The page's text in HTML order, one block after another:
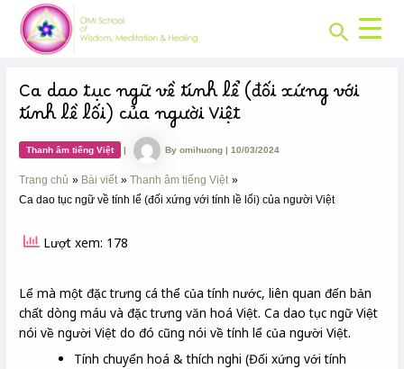
content
Search
Ca dao tục ngữ về tính lể (đối xứng với
tính lề lối) của người Việt
Thanh âm tiếng Việt | Byomihuong|10/03/2024
Trang chủ Bài viết
Thanh âm tiếng Việt
Ca dao tục ngữ về tính lể (đối xứng với tính lề lối) của người Việt
Lượt xem: 178
Lể mà một đặc trưng cá thể của tính nước, liên quan đến bản
chất dòng máu và đặc trưng văn hoá Việt. Ca dao tục ngữ Việt
nói về người Việt do đó cũng nói về tính lể của người Việt.
Tính chuyển hoá & thích nghi (Đối xứng với tính
Post
navigation
CHUYÊN
MỤC: